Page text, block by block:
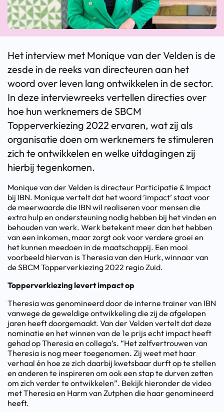
Het interview met Monique van der Velden is de
zesde in de reeks van directeuren aan het
woord over leven lang ontwikkelen in de sector.
In deze interviewreeks vertellen directies over
hoe hun werknemers de SBCM
Topperverkiezing 2022 ervaren, wat zij als
organisatie doen om werknemers te stimuleren
zich te ontwikkelen en welke uitdagingen zij
hierbij tegenkomen.
Monique van der Velden is directeur Participatie & Impact
bij IBN. Monique vertelt dat het woord ’impact’ staat voor
de meerwaarde die IBN wil realiseren voor mensen die
extra hulp en ondersteuning nodig hebben bij het vinden en
behouden van werk. Werk betekent meer dan het hebben
van een inkomen, maar zorgt ook voor verdere groei en
het kunnen meedoen in de maatschappij. Een mooi
voorbeeld hiervan is Theresia van den Hurk, winnaar van
de SBCM Topperverkiezing 2022 regio Zuid.
Topperverkiezing levert impact op
Theresia was genomineerd door de interne trainer van IBN
vanwege de geweldige ontwikkeling die zij de afgelopen
jaren heeft doorgemaakt. Van der Velden vertelt dat deze
nominatie en het winnen van de 1e prijs echt impact heeft
gehad op Theresia en collega’s. “Het zelfvertrouwen van
Theresia is nog meer toegenomen. Zij weet met haar
verhaal én hoe ze zich daarbij kwetsbaar durft op te stellen
en anderen te inspireren om ook een stap te durven zetten
om zich verder te ontwikkelen”. Bekijk hieronder de video
met Theresia en Harm van Zutphen die haar genomineerd
heeft.